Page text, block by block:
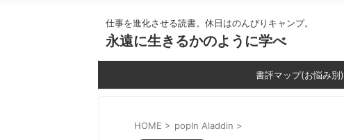
仕事を進化させる読書。休日はのんびりキャンプ。
永遠に生きるかのように学べ
書評マップ(お悩み別)
HOME > popIn Aladdin >